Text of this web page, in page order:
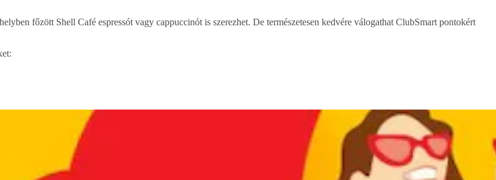
főzött Shell Café espressót vagy cappuccinót is szerezhet. De természetesen kedvére válogathat ClubSmart pontokért